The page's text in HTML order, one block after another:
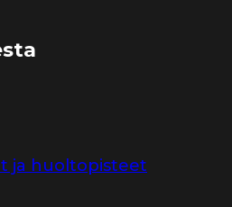
ja huoltopisteet